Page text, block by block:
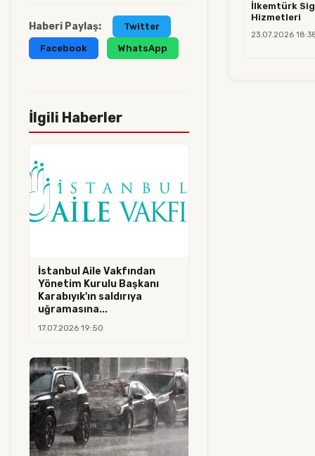
Haberi Paylaş: Twitter
Facebook WhatsApp
İlgili Haberler
İstanbul Aile Vakfından
Yönetim Kurulu Başkanı
Karabıyık'ın saldırıya
uğramasına...
17.07.2026 19:50
İlkemtürk
Hizmetleri
23.07.2026